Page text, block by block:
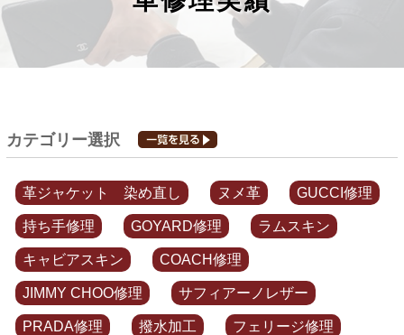
カテゴリー選択
革ジャケット 染め直し ヌメ革 GUCCI修理
持ち手修理 GOYARD修理 ラムスキン
キャビアスキン COACH修理
JIMMY CHOO修理 サフィアーノレザー
PRADA修理 撥水加工 フェリージ修理